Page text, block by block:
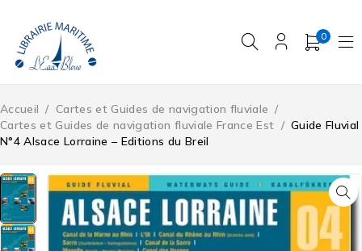
0
Accueil / Cartes et Guides de navigation fluviale /
Cartes et Guides de navigation fluviale France Est / Guide Fluvial
N°4 Alsace Lorraine – Editions du Breil